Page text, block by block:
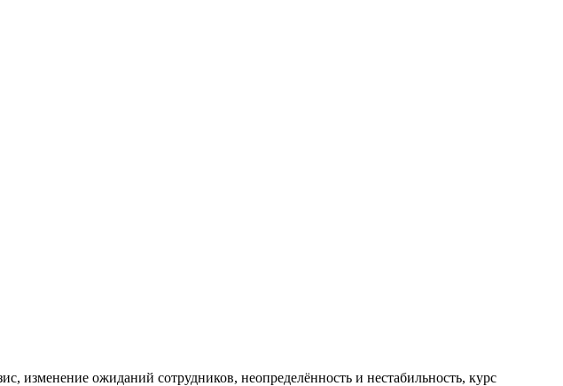
ожиданий сотрудников, неопределённость и нестабильность, курс